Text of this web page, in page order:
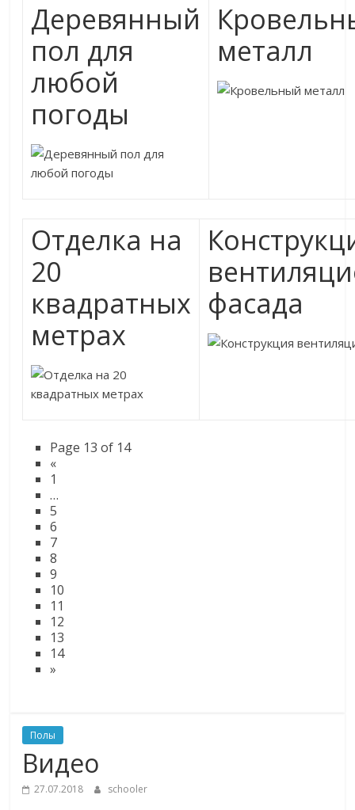
Деревянный
пол для
любой
погоды
металл
Отделка на
20
квадратных
метрах
фасада
Page 13 of 14
«
1
…
5
6
7
8
9
10
11
12
13
14
»
Полы
Видео
27.07.2018 schooler